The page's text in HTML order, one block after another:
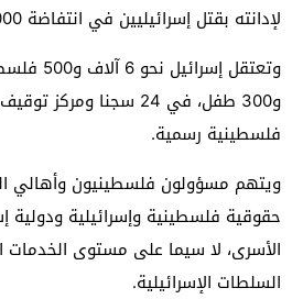
لإدانته بقتل إسرائيليين في انتفاضة 2000.
و300 طفل، في 24 سجنا
فلسطينية رسمية.‎
ويتهم مسؤولون فلسطينيون وأهالي
حقوقية فلسطينية وإسرائيلية ودولية
الأسرى، لا سيما على مستوى الخدمات
السلطات الإسرائيلية.